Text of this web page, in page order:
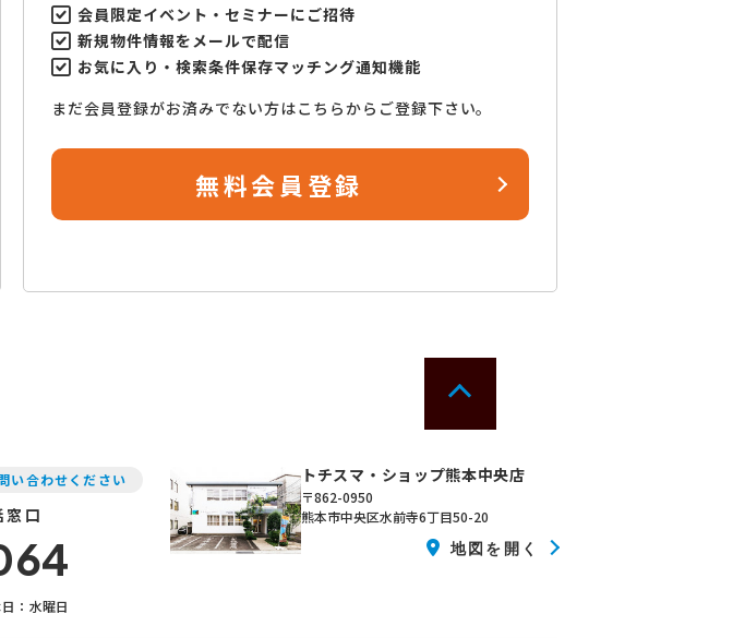
会員限定イベント・セミナーにご招待
新規物件情報をメールで配信
お気に入り・検索条件保存マッチング通知機能
まだ会員登録がお済みでない方はこちらからご登録下さい。
無料会員登録
い合わせください
口
：水曜日
トチスマ・ショップ熊本中央店
〒862-0950
熊本市中央区水前寺6丁目50-20
地図を開く